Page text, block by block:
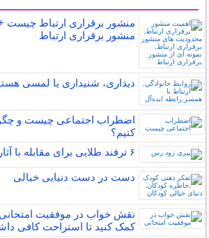
منشور برقراری ارتباط
منشور برقراری ارتباط
دیداری، شنیداری یا لمسی
اضطراب اجتماعی چیست و
کنیم؟
۶ ترفند طلایی برای مقابله با آثار پیری
دست در دست دنیایی خیالی
نقش خواب در موفقیت امتحانی:
کمک کنید تا استراحت کافی